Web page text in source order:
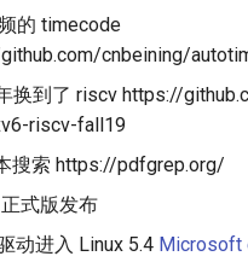
的 timecode
cnbeining/
换到了 riscv https://
riscv-fall19
搜索 https://pdfgrep.org/
式版发布
动进入 Linux 5.4 Microsoft